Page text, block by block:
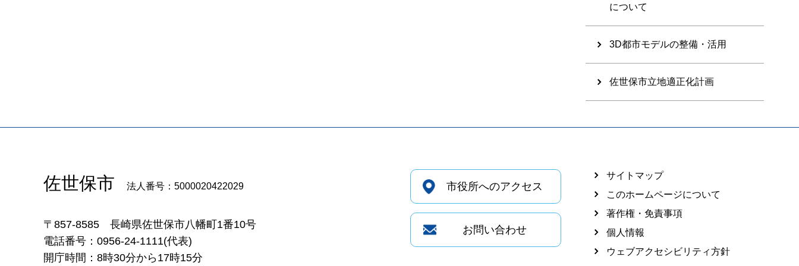
について
3D都市モデルの整備・活用
佐世保市立地適正化計画
佐世保市 法人番号：5000020422029
〒857-8585 長崎県佐世保市八幡町1番10号
電話番号：0956-24-1111(代表)
開庁時間：8時30分から17時15分
市役所へのアクセス
お問い合わせ
サイトマップ
このホームページについて
著作権・免責事項
個人情報
ウェブアクセシビリティ方針